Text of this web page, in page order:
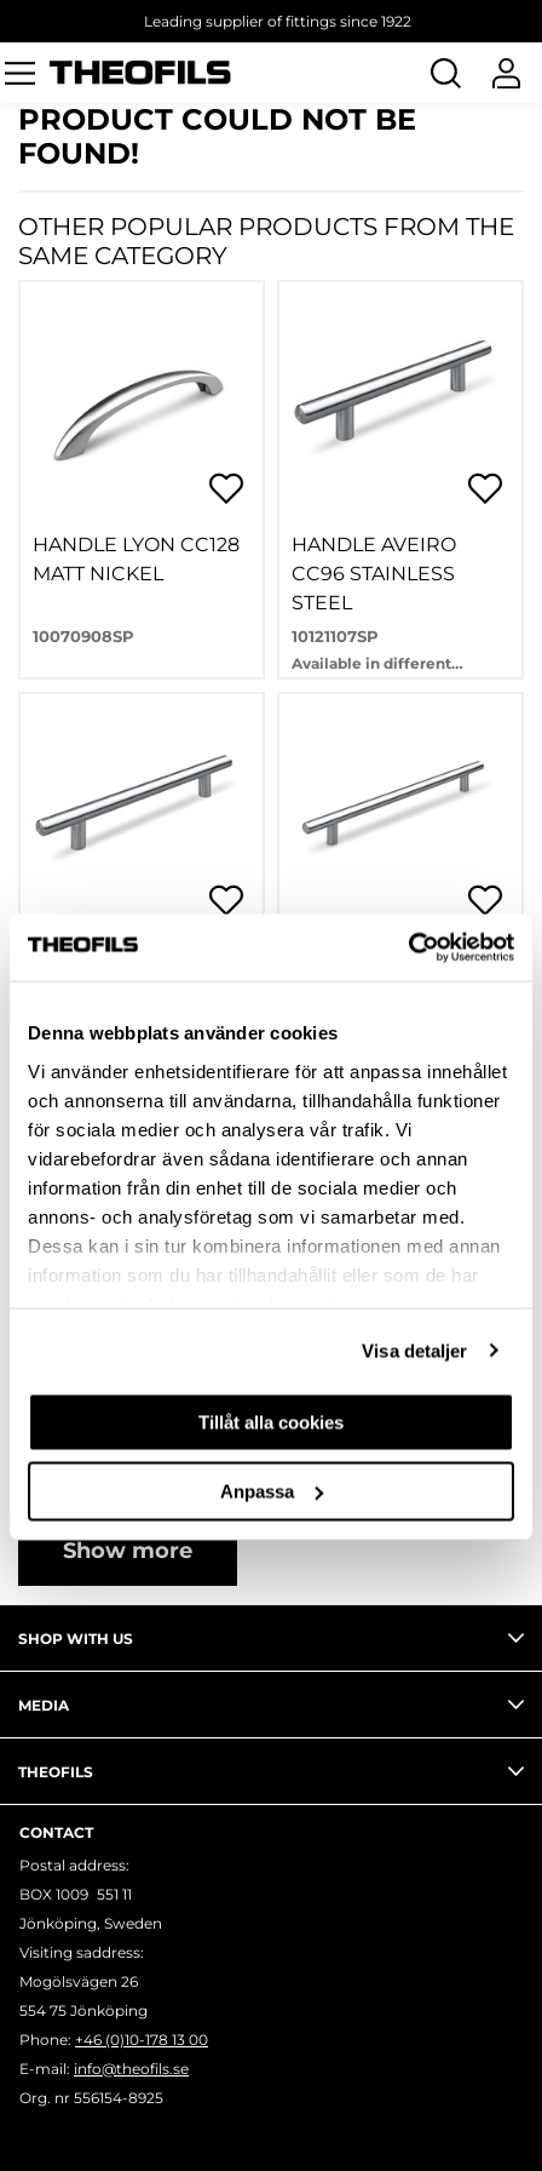
Denna webbplats använder cookies
Vi använder enhetsidentifierare för att anpassa innehållet
och annonserna till användarna, tillhandahålla funktioner
för sociala medier och analysera vår trafik. Vi
vidarebefordrar även sådana identifierare och annan
information från din enhet till de sociala medier och
annons- och analysföretag som vi samarbetar med.
Dessa kan i sin tur kombinera informationen med annan
information som du har tillhandahållit eller som de har
Visa detaljer
Tillåt alla cookies
Anpassa
Leading supplier of fittings since 1922
Search
products
PRODUCT COULD NOT BE
FOUND!
OTHER POPULAR PRODUCTS FROM THE
SAME CATEGORY
HANDLE LYON CC128
MATT NICKEL
10070908SP
HANDLE AVEIRO
CC96 STAINLESS
STEEL
10121107SP
Available in different
HANDLE AVEIRO
Available in different
variants
HANDLE AVEIRO
Available in different
variants
CC320 STAINLESS
10121112SP
Show more
SHOP WITH US
MEDIA
THEOFILS
CONTACT
Postal address:
BOX 1009 551 11
Jönköping, Sweden
Visiting saddress:
Mogölsvägen 26
554 75 Jönköping
Phone: +46 (0)10-178 13 00
E-mail: info@theofils.se
Org. nr 556154-8925